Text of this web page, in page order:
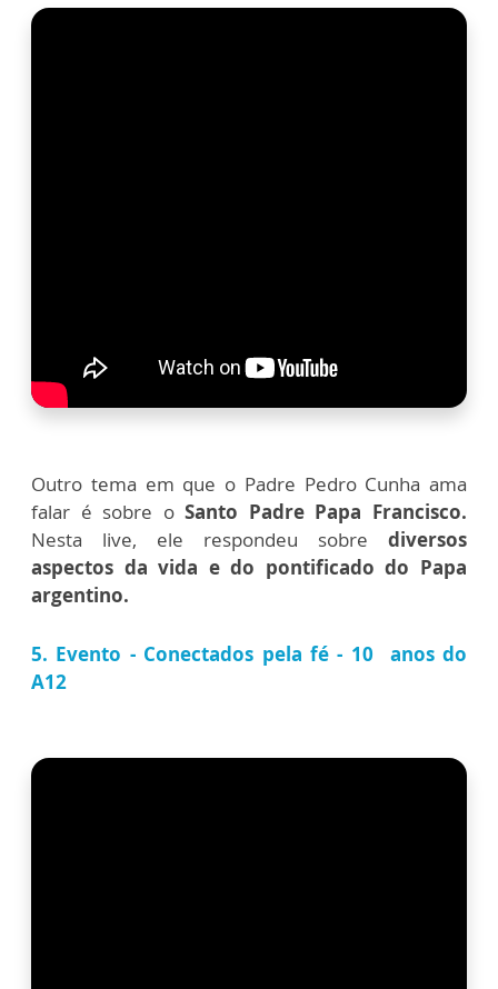
Outro tema em que o Padre Pedro Cunha ama
falar é sobre oSanto Padre Papa Francisco.
Nesta live, ele respondeu sobre diversos
aspectos da vida e do pontificado do Papa
argentino.
5. Evento - Conectados pela fé - 10 anos do
A12